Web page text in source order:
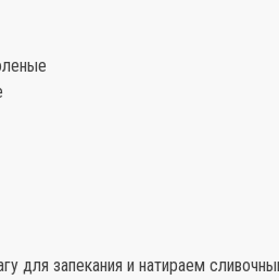
для запекания и натираем